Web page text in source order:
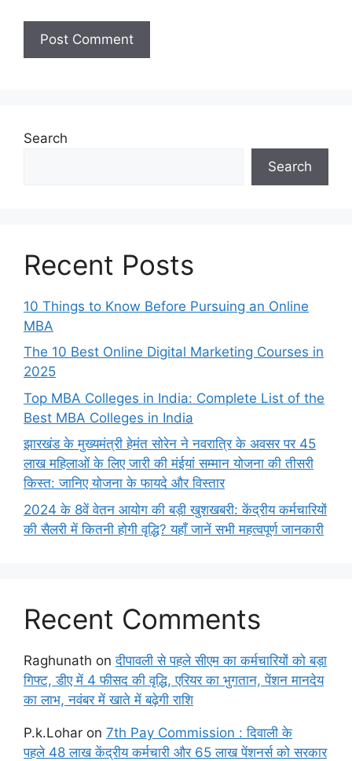
Search
Search
Recent Posts
10 Things to Know Before Pursuing an Online
MBA
The 10 Best Online Digital Marketing Courses in
2025
Top MBA Colleges in India: Complete List of the
Best MBA Colleges in India
झारखंड के मुख्यमंत्री हेमंत सोरेन ने नवरात्रि के अवसर पर 45
लाख महिलाओं के लिए जारी की मंईयां सम्मान योजना की तीसरी
किस्त: जानिए योजना के फायदे और विस्तार
2024 के 8वें वेतन आयोग की बड़ी खुशखबरी: केंद्रीय कर्मचारियों
की सैलरी में कितनी होगी वृद्धि? यहाँ जानें सभी महत्वपूर्ण जानकारी
Recent Comments
Raghunath onदीपावली से पहले सीएम का कर्मचारियों को बड़ा
गिफ्ट, डीए में 4 फीसद की वृद्धि, एरियर का भुगतान, पेंशन मानदेय
का लाभ, नवंबर में खाते में बढ़ेगी राशि
P.k.Lohar on 7th Pay Commission : दिवाली के
पहले 48 लाख केंद्रीय कर्मचारी और 65 लाख पेंशनर्स को सरकार